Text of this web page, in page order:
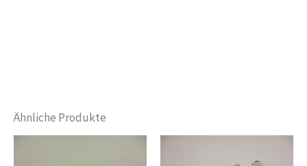
Ähnliche Produkte